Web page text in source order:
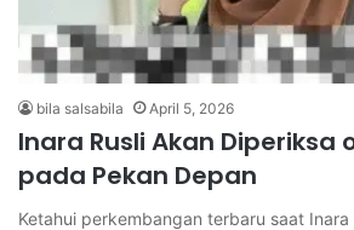
bila salsabila April 5, 2026
Inara Rusli Akan Diperiksa
pada Pekan Depan
Ketahui perkembangan terbaru saat